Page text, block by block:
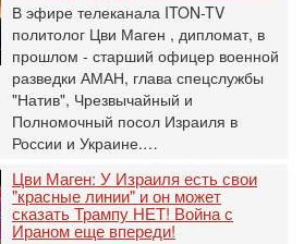
В эфире телеканала ITON-TV
политолог Цви Маген , дипломат, в
прошлом - старший офицер военной
разведки АМАН, глава спецслужбы
"Натив", ‎Чрезвычайный и
Полномочный посол Израиля в
России и Украине.…
Цви Маген: У Израиля есть свои
"красные линии" и он может
сказать Трампу НЕТ! Война с
Ираном еще впереди!